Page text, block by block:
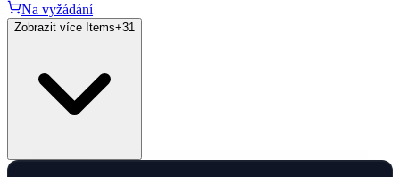
Na vyžádání
Zobrazit více Items+31